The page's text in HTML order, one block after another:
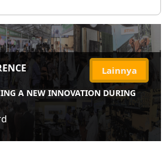
Lainnya
A NEW INNOVATION DURING